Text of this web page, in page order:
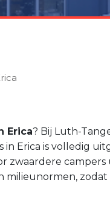
Erica? Bij Luth-
Erica is volledig
zwaardere
milieunormen,